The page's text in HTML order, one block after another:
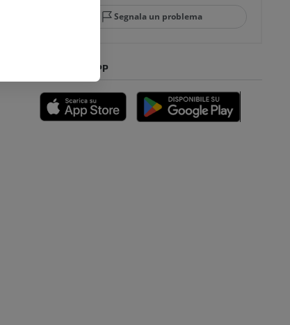
Segnala un problema
SCARICA L'APP